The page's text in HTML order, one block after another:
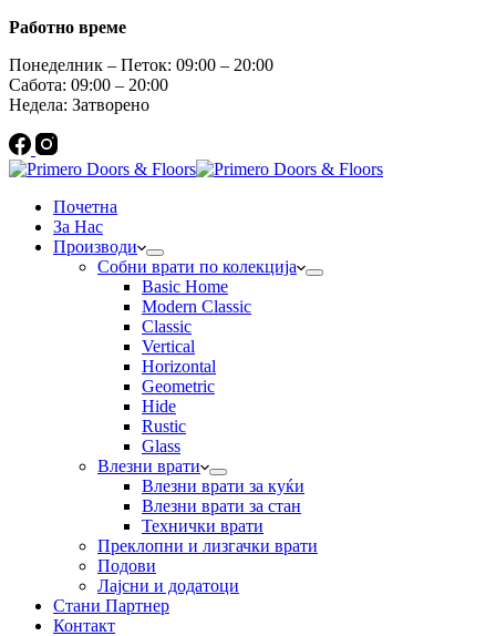
Работно време
Понеделник – Петок: 09:00 – 20:00
Сабота: 09:00 – 20:00
Недела: Затворено
Почетна
За Нас
Производи
Собни врати по колекција
Basic Home
Modern Classic
Classic
Vertical
Horizontal
Geometric
Hide
Rustic
Glass
Влезни врати
Влезни врати за куќи
Влезни врати за стан
Технички врати
Преклопни и лизгачки врати
Подови
Лајсни и додатоци
Стани Партнер
Контакт